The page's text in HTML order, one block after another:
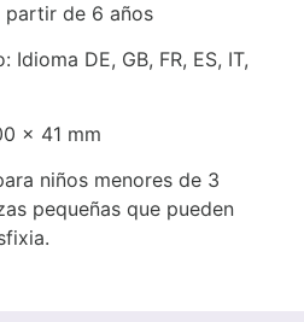
partir de 6 años
DE, GB, FR, ES, IT,
x 41 mm
niños menores de 3
pequeñas que pueden